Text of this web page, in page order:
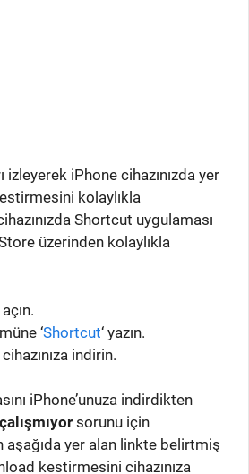
izleyerek iPhone cihazınızda yer
kolaylıkla
Shortcut uygulaması
üzerinden kolaylıkla
‘Shortcut‘ yazın.
indirin.
iPhone’unuza indirdikten
sorunu için
aşağıda yer alan linkte belirtmiş
kestirmesini cihazınıza